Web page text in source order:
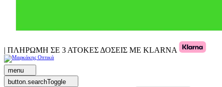
| ΠΛΗΡΩΜΗ ΣΕ 3 ΑΤΟΚΕΣ ΔΟΣΕΙΣ ΜΕ KLARNA
menu
button.searchToggle